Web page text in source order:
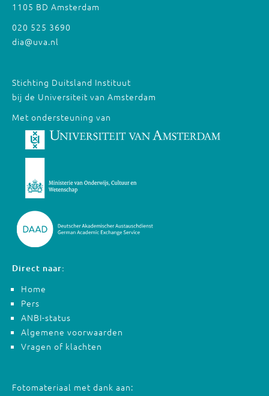
1105 BD Amsterdam
020 525 3690
dia@uva.nl
Stichting Duitsland Instituut
bij de Universiteit van Amsterdam
Met ondersteuning van
Direct naar:
Home
Pers
ANBI-status
Algemene voorwaarden
Vragen of klachten
Fotomateriaal met dank aan: